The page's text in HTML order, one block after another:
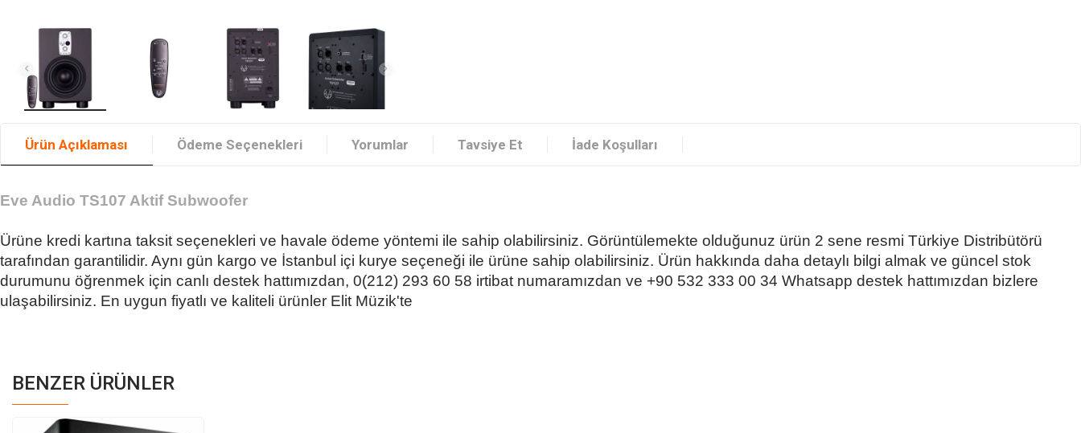
Ürün Açıklaması Ödeme Seçenekleri Yorumlar Tavsiye Et İade Koşulları
Eve Audio TS107 Aktif Subwoofer
Ürüne kredi kartına taksit seçenekleri ve havale ödeme yöntemi ile sahip olabilirsiniz. Görüntülemekte olduğunuz ürün 2 sene resmi Türkiye Distribütörü
tarafından garantilidir. Aynı gün kargo ve İstanbul içi kurye seçeneği ile ürüne sahip olabilirsiniz. Ürün hakkında daha detaylı bilgi almak ve güncel stok
durumunu öğrenmek için canlı destek hattımızdan, 0(212) 293 60 58 irtibat numaramızdan ve +90 532 333 00 34 Whatsapp destek hattımızdan bizlere
ulaşabilirsiniz. En uygun fiyatlı ve kaliteli ürünler Elit Müzik'te
BENZER ÜRÜNLER